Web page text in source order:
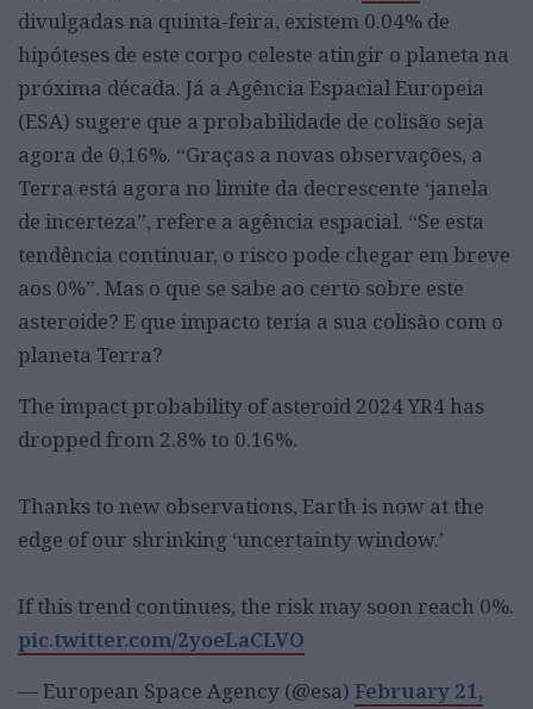
divulgadas na quinta-feira, existem 0.04% de
hipóteses de este corpo celeste atingir o planeta na
próxima década. Já a Agência Espacial Europeia
(ESA) sugere que a probabilidade de colisão seja
agora de 0,16%. “Graças a novas observações, a
Terra está agora no limite da decrescente ‘janela
de incerteza”, refere a agência espacial. “Se esta
tendência continuar, o risco pode chegar em breve
aos 0%”. Mas o que se sabe ao certo sobre este
asteroide? E que impacto teria a sua colisão com o
planeta Terra?
The impact probability of asteroid 2024 YR4 has
dropped from 2.8% to 0.16%.
Thanks to new observations, Earth is now at the
edge of our shrinking ‘uncertainty window.’
If this trend continues, the risk may soon reach 0%.
pic.twitter.com/2yoeLaCLVO
— European Space Agency (@esa) February 21,